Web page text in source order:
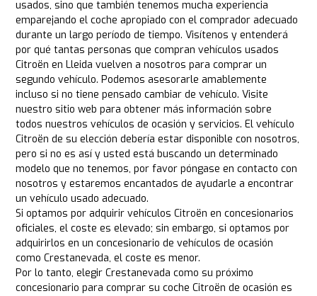
usados, sino que también tenemos mucha experiencia
emparejando el coche apropiado con el comprador adecuado
durante un largo período de tiempo. Visítenos y entenderá
por qué tantas personas que compran vehículos usados
Citroën en Lleida vuelven a nosotros para comprar un
segundo vehículo. Podemos asesorarle amablemente
incluso si no tiene pensado cambiar de vehículo. Visite
nuestro sitio web para obtener más información sobre
todos nuestros vehículos de ocasión y servicios. El vehículo
Citroën de su elección debería estar disponible con nosotros,
pero si no es así y usted está buscando un determinado
modelo que no tenemos, por favor póngase en contacto con
nosotros y estaremos encantados de ayudarle a encontrar
un vehículo usado adecuado.
Si optamos por adquirir vehículos Citroën en concesionarios
oficiales, el coste es elevado; sin embargo, si optamos por
adquirirlos en un concesionario de vehículos de ocasión
como Crestanevada, el coste es menor.
Por lo tanto, elegir Crestanevada como su próximo
concesionario para comprar su coche Citroën de ocasión es